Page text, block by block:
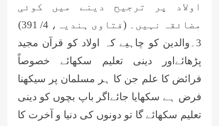
اولاد پر ترجیح دینے میں کوئی
مضائقہ نہیں۔ (فتاوی ہندیہ، 4/ 391)
3۔والدین کو چاہیے کہ اولاد کو قرآن مجید
پڑھائے اور دینی تعلیم سکھائے خصوصاً
فرائض کا علم جن کا ہر مسلمان پر سیکھنا
فرض ہے سکھایا جائے اگر باپ بچوں کو دینی
تعلیم سکھائے گا تو دونوں کی دنیا و آخرت کا